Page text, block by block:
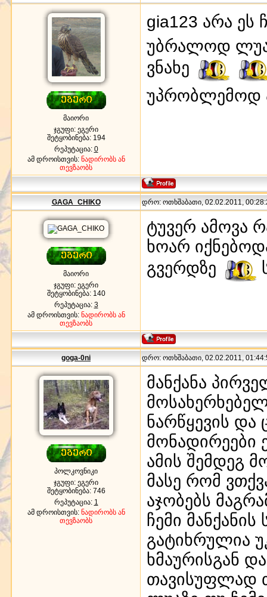
მაიორი
ჯგუფი: ეგერი
შეტყობინება: 194
რეპუტაცია: 0
ამ დროისთვის: ნადირობს ან
თევზაობს
gia123 არა ეს
უბრალოდ
ვნახე
უპრობლემოდ
GAGA_CHIKO დრო: ოთხშაბათი, 02.02.2011,
მაიორი
ჯგუფი: ეგერი
შეტყობინება: 140
რეპუტაცია: 3
ამ დროისთვის: ნადირობს ან
თევზაობს
ტუვერ ამოვა
ხოარ
გვერდზე
goga-0ni დრო: ოთხშაბათი, 02.02.2011,
პოლკოვნიკი
ჯგუფი: ეგერი
შეტყობინება: 746
რეპუტაცია: 1
ამ დროისთვის: ნადირობს ან
თევზაობს
მანქანა
ნარწყევის და
მონადირეები
ამის შემდეგ
მასე რომ
აჯობებს
ჩემი
გატიხრულია
ხმაურისგან
თავისუფლად